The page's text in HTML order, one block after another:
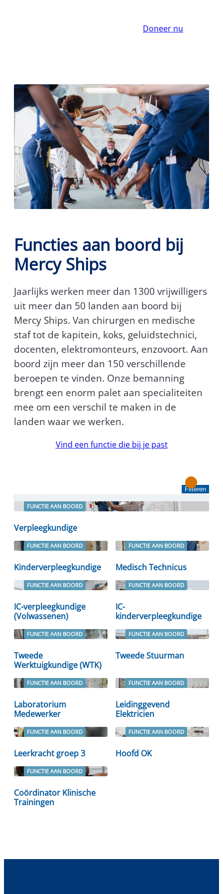
Doneer nu
Functies aan boord bij
Mercy Ships
Jaarlijks werken meer dan 1300 vrijwilligers
uit meer dan 50 landen aan boord bij
Mercy Ships. Van chirurgen en medische
staf tot de kapitein, koks, geluidstechnici,
docenten, elektromonteurs, enzovoort. Aan
boord zijn meer dan 150 verschillende
beroepen te vinden. Onze bemanning
brengt een enorm palet aan specialiteiten
mee om een verschil te maken in de
landen waar we werken.
Vind een functie die bij je past
Filteren
FUNCTIE AAN BOORD
Verpleegkundige
FUNCTIE AAN BOORD
Kinderverpleegkundige
FUNCTIE AAN BOORD
Medisch Technicus
FUNCTIE AAN BOORD
IC-verpleegkundige
(Volwassenen)
Lees verder
FUNCTIE AAN BOORD
IC-
kinderverpleegkundige
FUNCTIE AAN BOORD
Tweede
Werktuigkundige (WTK)
Lees verder
FUNCTIE AAN BOORD
Tweede Stuurman
Lees verder
FUNCTIE AAN BOORD
Laboratorium
Medewerker
Lees verder
FUNCTIE AAN BOORD
Leidinggevend
Elektricien
Lees verder
FUNCTIE AAN BOORD
Leerkracht groep 3
FUNCTIE AAN BOORD
Hoofd OK
FUNCTIE AAN BOORD
Coördinator Klinische
Trainingen
Lees verder